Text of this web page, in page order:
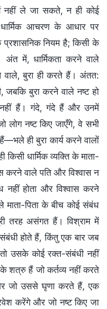
नहीं ले जा सकते, न ही कोई
आचरण के आधार पर
नियम है; किसी के
अंत में, धार्मिकता करने वाले
वाले, बुरा ही करते हैं। अंतत:
जबकि बुरा करने वाले नष्ट हो
नहीं हैं। गंदे, गंदे हैं और उनमें
लोग नष्ट किए जाएँगे, वे सभी
ही बुरा कार्य करने वालों
धार्मिक व्यक्ति के माता-
करने वाले पति और विश्वास न
नहीं होता और विश्वास करने
माता-पिता के बीच कोई संबंध
तरह असंगत हैं। विश्राम में
होते हैं, किंतु एक बार जब
उसके कोई रक्त-संबंधी नहीं
शत्रु हैं जो कर्तव्य नहीं करते
जो उससे घृणा करते हैं, एक
करेंगे और जो नष्ट किए जा